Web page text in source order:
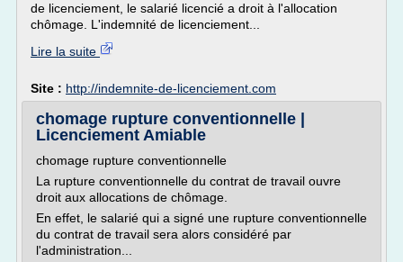
de licenciement, le salarié licencié a droit à l'allocation
chômage. L'indemnité de licenciement...
Lire la suite
Site : http://indemnite-de-licenciement.com
chomage rupture conventionnelle |
Licenciement Amiable
chomage rupture conventionnelle
La rupture conventionnelle du contrat de travail ouvre
droit aux allocations de chômage.
En effet, le salarié qui a signé une rupture conventionnelle
du contrat de travail sera alors considéré par
l'administration...